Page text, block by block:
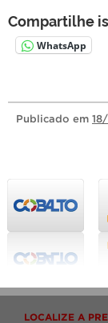
Compartilhe
WhatsApp
Publicado em
LOCALIZE A PRE